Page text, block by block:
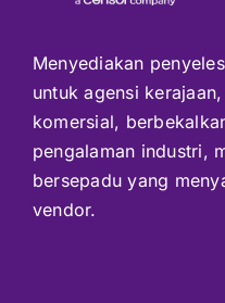
Menyediakan
untuk agensi
komersial,
pengalaman industri,
bersepadu yang
vendor.